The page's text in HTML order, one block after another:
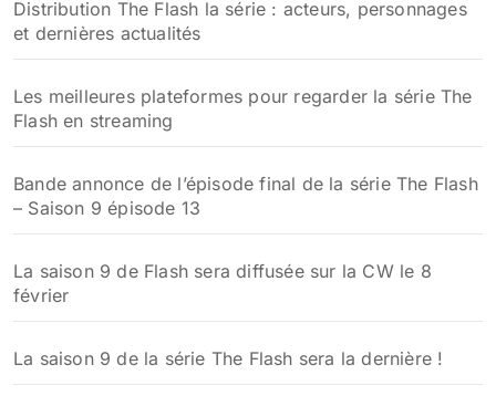
Distribution The Flash la série : acteurs, personnages
et dernières actualités
Les meilleures plateformes pour regarder la série The
Flash en streaming
Bande annonce de l’épisode final de la série The Flash
– Saison 9 épisode 13
La saison 9 de Flash sera diffusée sur la CW le 8
février
La saison 9 de la série The Flash sera la dernière !